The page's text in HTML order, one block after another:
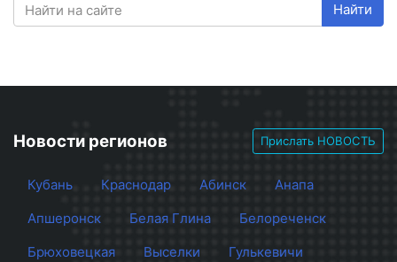
Найти
Новости регионов Прислать НОВОСТЬ
Кубань Краснодар Абинск
Анапа
Апшеронск
Белая Глина
Белореченск
Брюховецкая
Выселки
Гулькевичи